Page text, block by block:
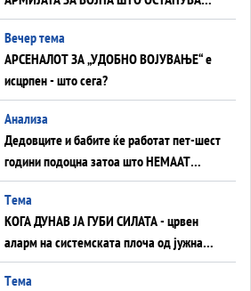
БЕЗ ФРОНТ
Вечер тема
АРСЕНАЛОТ ЗА „УДОБНО ВОЈУВАЊЕ“ е
исцрпен - што сега?
Анализа
Дедовците и бабите ќе работат пет-шест
години подоцна затоа што НЕМААТ
ВНУЦИ ДА ГИ ЗАМЕНАТ
Tема
КОГА ДУНАВ ЈА ГУБИ СИЛАТА - црвен
аларм на системската плоча од јужна
Германија до Црното Море...
Tема